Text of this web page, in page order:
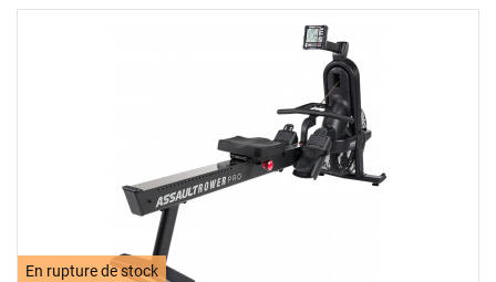
En rupture de stock